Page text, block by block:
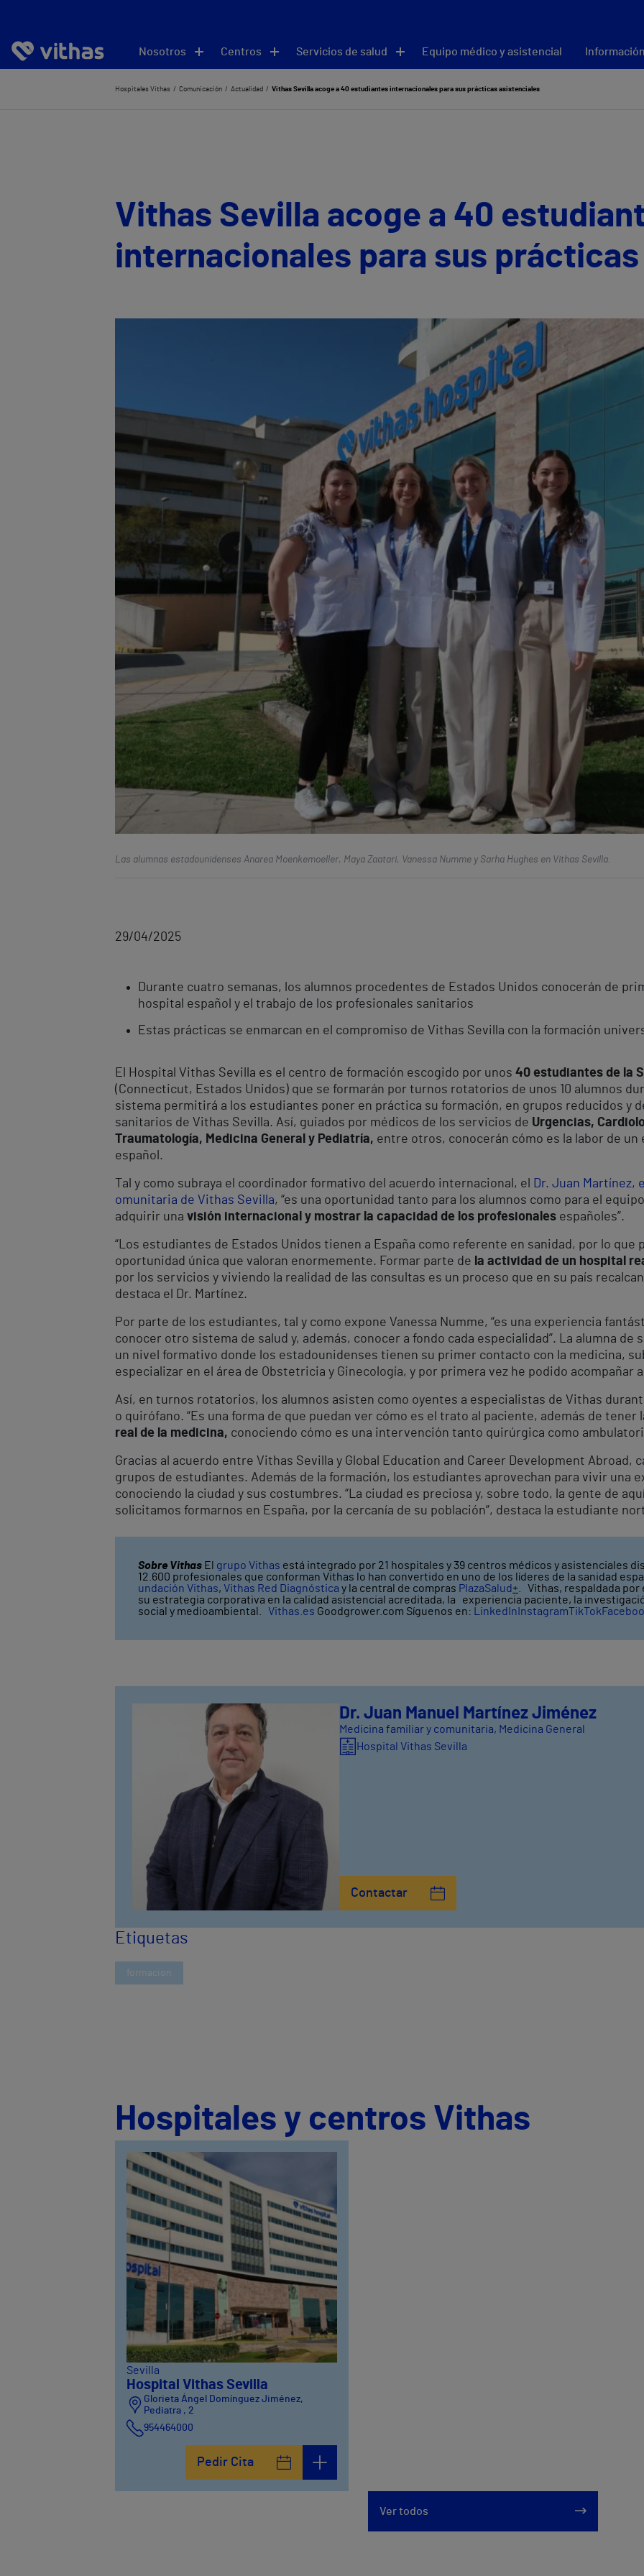
Nosotros Centros Servicios de salud Equipo médico y asistencial
Hospitales Vithas Comunicación Actualidad Vithas Sevilla acoge a 40 estudiantes internacionales para sus prácticas asistenciales
Vithas Sevilla acoge a 40
internacionales para sus
Las alumnas estadounidenses Anarea Moenkemoeller, Maya Zaatari, Vanessa Numme y Sarha Hughes en Vithas Sevilla
29/04/2025
Durante cuatro semanas, los alumnos procedentes de Estados Unidos conocerán de
hospital español y el trabajo de los profesionales sanitarios
Estas prácticas se enmarcan en el compromiso de Vithas Sevilla con la formación
El Hospital Vithas Sevilla es el centro de formación escogido por unos 40 estudiantes de la
(Connecticut, Estados Unidos) que se formarán por turnos rotatorios de unos 10 alumnos
sistema permitirá a los estudiantes poner en práctica su formación, en grupos reducidos y
sanitarios de Vithas Sevilla. Así, guiados por médicos de los servicios de Urgencias,
Traumatología, Medicina General y Pediatría, entre otros, conocerán cómo es la labor de
español.
Tal y como subraya el coordinador formativo del acuerdo internacional, el
Dr. Juan Martínez,
omunitaria de Vithas Sevilla, “es una oportunidad tanto para los alumnos como para el
adquirir una visión internacional y mostrar la capacidad de los profesionales españoles”.
“Los estudiantes de Estados Unidos tienen a España como referente en sanidad, por lo que
oportunidad única que valoran enormemente. Formar parte de la actividad de un hospital
por los servicios y viviendo la realidad de las consultas es un proceso que en su país
destaca el Dr. Martínez.
Por parte de los estudiantes, tal y como expone Vanessa Numme, “es una experiencia
conocer otro sistema de salud y, además, conocer a fondo cada especialidad”. La alumna de
un nivel formativo donde los estadounidenses tienen su primer contacto con la medicina,
especializar en el área de Obstetricia y Ginecología, y por primera vez he podido acompañar
Así, en turnos rotatorios, los alumnos asisten como oyentes a especialistas de Vithas
o quirófano. “Es una forma de que puedan ver cómo es el trato al paciente, además de tener
real de la medicina, conociendo cómo es una intervención tanto quirúrgica como
Gracias al acuerdo entre Vithas Sevilla y Global Education and Career Development Abroad,
grupos de estudiantes. Además de la formación, los estudiantes aprovechan para vivir una
conociendo la ciudad y sus costumbres. “La ciudad es preciosa y, sobre todo, la gente de
solicitamos formarnos en España, por la cercanía de su población”, destaca la estudiante
Sobre Vithas El grupo Vithas está integrado por 21 hospitales y 39 centros médicos y asistenciales
12.600 profesionales que conforman Vithas lo han convertido en uno de los líderes de la sanidad
undación Vithas, Vithas Red Diagnóstica y la central de compras PlazaSalud+ . Vithas, respaldada por
su estrategia corporativa en la calidad asistencial acreditada, la experiencia paciente, la
social y medioambiental. Vithas.es Goodgrower.com Síguenos en: LinkedIn InstagramTikTok
Dr. Juan Manuel Martínez Jiménez
Medicina familiar y comunitaria, Medicina General
Hospital Vithas Sevilla
Contactar
Etiquetas
formacion
Hospitales y centros Vithas
Sevilla
Hospital Vithas Sevilla
Glorieta Ángel Domínguez Jiménez,
Pediatra , 2
954464000
Pedir Cita
Ver todos